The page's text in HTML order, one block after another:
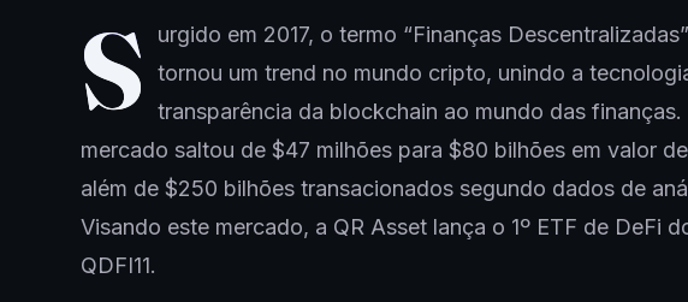
S
urgido em 2017, o termo “Finanças
tornou um trend no mundo cripto, unindo a
transparência da blockchain ao mundo das
mercado saltou de $47 milhões para $80 bilhões em valor
além de $250 bilhões transacionados segundo dados de
Visando este mercado, a QR Asset lança o 1º ETF de DeFi
QDFI11.